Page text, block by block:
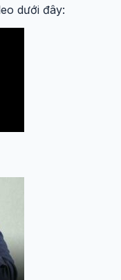
dưới đây: